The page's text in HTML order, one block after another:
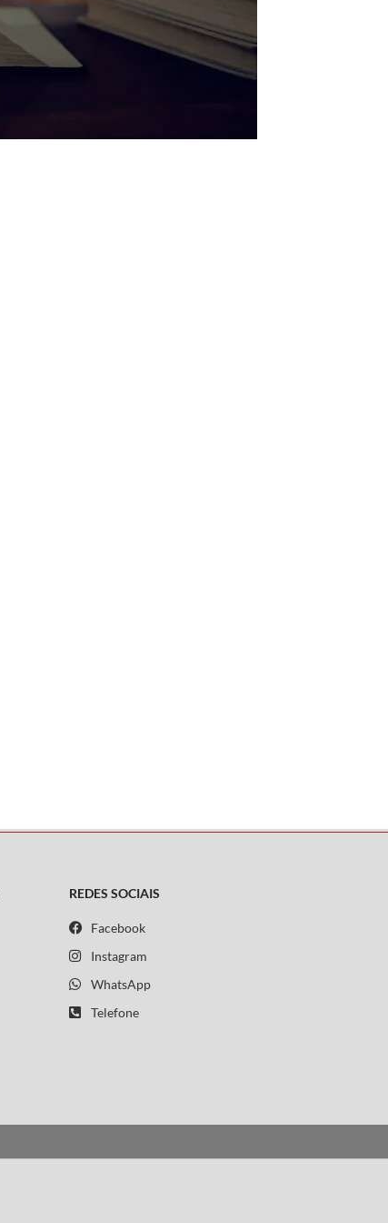
REDES SOCIAIS
Facebook
Instagram
WhatsApp
Telefone